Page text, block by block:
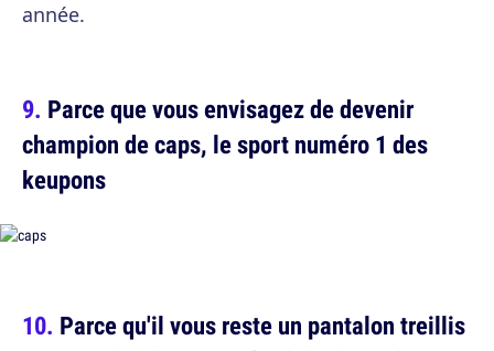
année.
Parce que vous envisagez de devenir
champion de caps, le sport numéro 1 des
keupons
Parce qu'il vous reste un pantalon treillis